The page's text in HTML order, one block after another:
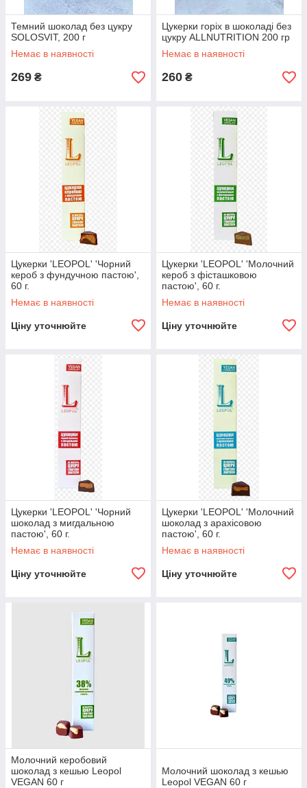
Темний шоколад без цукру
SOLOSVIT, 200 г
Немає в наявності
269 ₴
Цукерки горіх в шоколаді без
цукру ALLNUTRITION 200 гр
Немає в наявності
260 ₴
Цукерки 'LEOPOL' 'Чорний
кероб з фундучною пастою',
60 г.
Немає в наявності
Ціну уточнюйте
Цукерки 'LEOPOL' 'Молочний
кероб з фісташковою
пастою', 60 г.
Немає в наявності
Ціну уточнюйте
Цукерки 'LEOPOL' 'Чорний
шоколад з мигдальною
пастою', 60 г.
Немає в наявності
Ціну уточнюйте
Цукерки 'LEOPOL' 'Молочний
шоколад з арахісовою
пастою', 60 г.
Немає в наявності
Ціну уточнюйте
Молочний керобовий
шоколад з кешью Leopol
VEGAN 60 г
Молочний шоколад з кешью
Leopol VEGAN 60 г